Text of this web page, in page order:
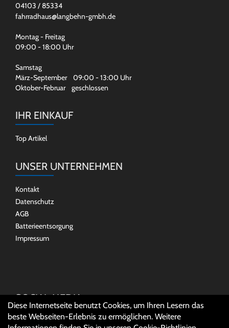
04103 / 85334
fahrradhaus@langbehn-gmbh.de
Montag - Freitag
09:00 - 18:00 Uhr
Samstag
März-September 09:00 - 13:00 Uhr
Oktober-Februar geschlossen
IHR EINKAUF
Top Artikel
UNSER UNTERNEHMEN
Kontakt
Datenschutz
AGB
Batterieentsorgung
Impressum
SOCIAL MEDIA
Diese Internetseite benutzt Cookies, um Ihren Lesern das
beste Webseiten-Erlebnis zu ermöglichen. Weitere